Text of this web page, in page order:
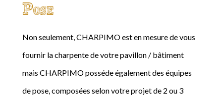
Pose
Non seulement, CHARPIMO est en mesure de vous
fournir la charpente de votre pavillon / bâtiment
mais CHARPIMO posséde également des équipes
de pose, composées selon votre projet de 2 ou 3